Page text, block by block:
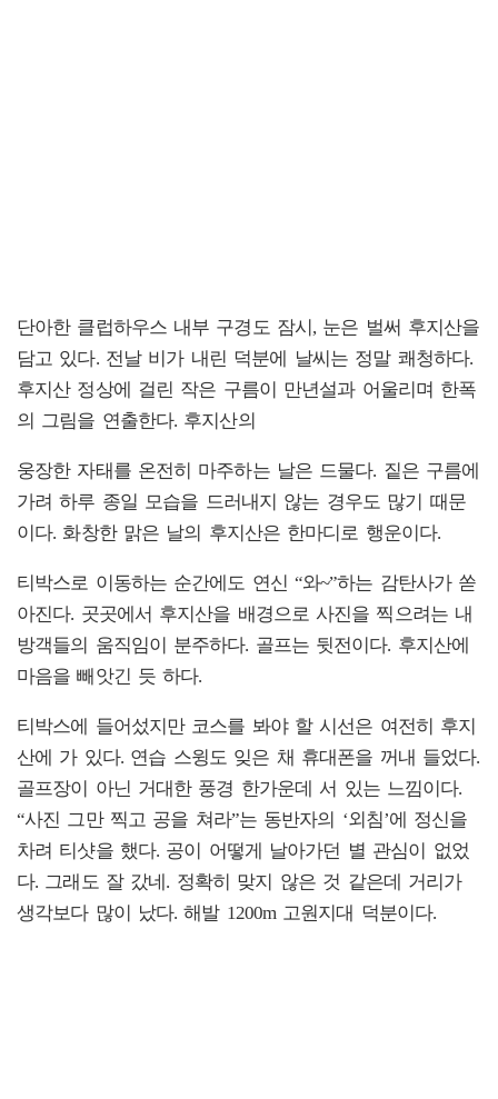
단아한 클럽하우스 내부 구경도 잠시, 눈은 벌써 후지산을
담고 있다. 전날 비가 내린 덕분에 날씨는 정말 쾌청하다.
후지산 정상에 걸린 작은 구름이 만년설과 어울리며 한폭
의 그림을 연출한다. 후지산의
웅장한 자태를 온전히 마주하는 날은 드물다. 짙은 구름에
가려 하루 종일 모습을 드러내지 않는 경우도 많기 때문
이다. 화창한 맑은 날의 후지산은 한마디로 행운이다.
티박스로 이동하는 순간에도 연신 “와~”하는 감탄사가 쏟
아진다. 곳곳에서 후지산을 배경으로 사진을 찍으려는 내
방객들의 움직임이 분주하다. 골프는 뒷전이다. 후지산에
마음을 빼앗긴 듯 하다.
티박스에 들어섰지만 코스를 봐야 할 시선은 여전히 후지
산에 가 있다. 연습 스윙도 잊은 채 휴대폰을 꺼내 들었다.
골프장이 아닌 거대한 풍경 한가운데 서 있는 느낌이다.
“사진 그만 찍고 공을 쳐라”는 동반자의 ‘외침’에 정신을
차려 티샷을 했다. 공이 어떻게 날아가던 별 관심이 없었
다. 그래도 잘 갔네. 정확히 맞지 않은 것 같은데 거리가
생각보다 많이 났다. 해발 1200m 고원지대 덕분이다.